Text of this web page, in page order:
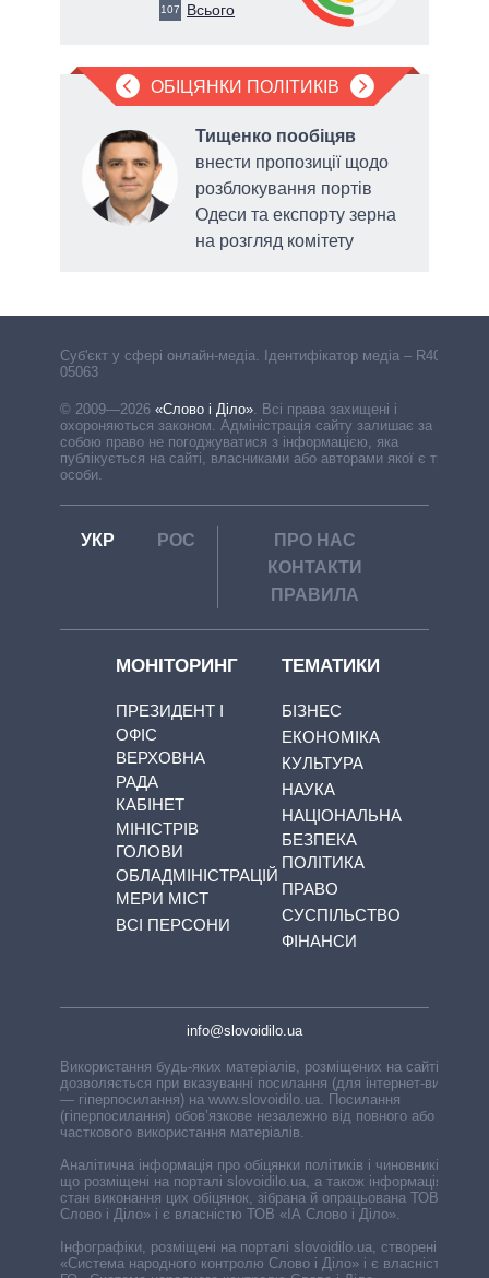
107 Всього
ОБІЦЯНКИ ПОЛІТИКІВ
Тищенко пообіцяв
внести пропозиції щодо
розблокування портів
Одеси та експорту зерна
на розгляд комітету
Cуб'єкт у сфері онлайн-медіа. Ідентифікатор медіа – R40-
05063
© 2009—2026 «Слово і Діло». Всі права захищені і
охороняються законом. Адміністрація сайту залишає за
собою право не погоджуватися з інформацією, яка
публікується на сайті, власниками або авторами якої є треті
особи.
УКР РОС
ПРО НАС
КОНТАКТИ
ПРАВИЛА
МОНІТОРИНГ
ПРЕЗИДЕНТ І
ОФІС
ВЕРХОВНА
РАДА
КАБІНЕТ
МІНІСТРІВ
ГОЛОВИ
ОБЛАДМІНІСТРАЦІЙ
МЕРИ МІСТ
ВСІ ПЕРСОНИ
ТЕМАТИКИ
БІЗНЕС
ЕКОНОМІКА
КУЛЬТУРА
НАУКА
НАЦІОНАЛЬНА
БЕЗПЕКА
ПОЛІТИКА
ПРАВО
СУСПІЛЬСТВО
ФІНАНСИ
info@slovoidilo.ua
Використання будь-яких матеріалів, розміщених на сайті,
дозволяється при вказуванні посилання (для інтернет-видань
— гіперпосилання) на www.slovoidilo.ua. Посилання
(гіперпосилання) обов’язкове незалежно від повного або
часткового використання матеріалів.
Аналітична інформація про обіцянки політиків і чиновників,
що розміщені на порталі slovoidilo.ua, а також інформація про
стан виконання цих обіцянок, зібрана й опрацьована ТОВ «ІА
Слово і Діло» і є власністю ТОВ «ІА Слово і Діло».
Інфографіки, розміщені на порталі slovoidilo.ua, створені ГО
«Система народного контролю Слово і Діло» і є власністю